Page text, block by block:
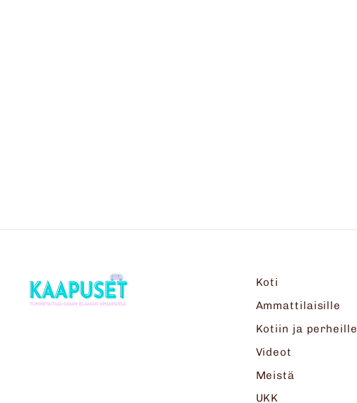
Koti
Ammattilaisille
Kotiin ja perheille
Videot
Meistä
UKK